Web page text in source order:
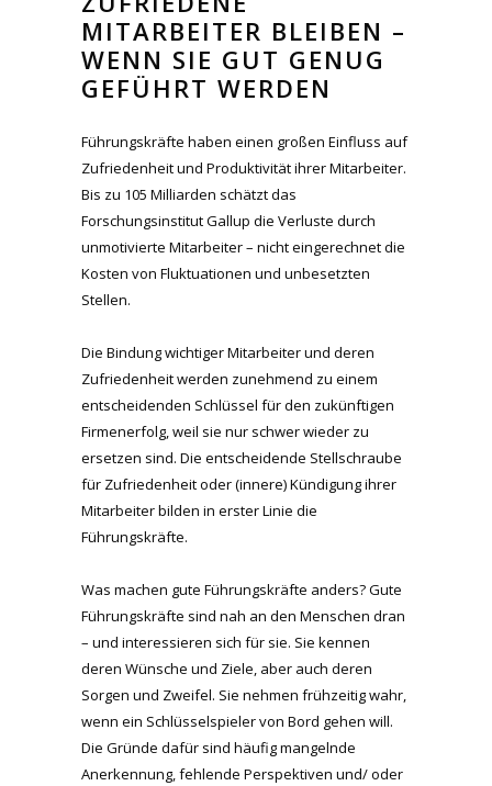
MITARBEITER BLEIBEN –
WENN SIE GUT GENUG
GEFÜHRT WERDEN
Führungskräfte haben einen großen Einfluss auf
Zufriedenheit und Produktivität ihrer Mitarbeiter.
Bis zu 105 Milliarden schätzt das
Forschungsinstitut Gallup die Verluste durch
unmotivierte Mitarbeiter – nicht eingerechnet die
Kosten von Fluktuationen und unbesetzten
Stellen.
Die Bindung wichtiger Mitarbeiter und deren
Zufriedenheit werden zunehmend zu einem
entscheidenden Schlüssel für den zukünftigen
Firmenerfolg, weil sie nur schwer wieder zu
ersetzen sind. Die entscheidende Stellschraube
für Zufriedenheit oder (innere) Kündigung ihrer
Mitarbeiter bilden in erster Linie die
Führungskräfte.
Was machen gute Führungskräfte anders? Gute
Führungskräfte sind nah an den Menschen dran
– und interessieren sich für sie. Sie kennen
deren Wünsche und Ziele, aber auch deren
Sorgen und Zweifel. Sie nehmen frühzeitig wahr,
wenn ein Schlüsselspieler von Bord gehen will.
Die Gründe dafür sind häufig mangelnde
Anerkennung, fehlende Perspektiven und/ oder